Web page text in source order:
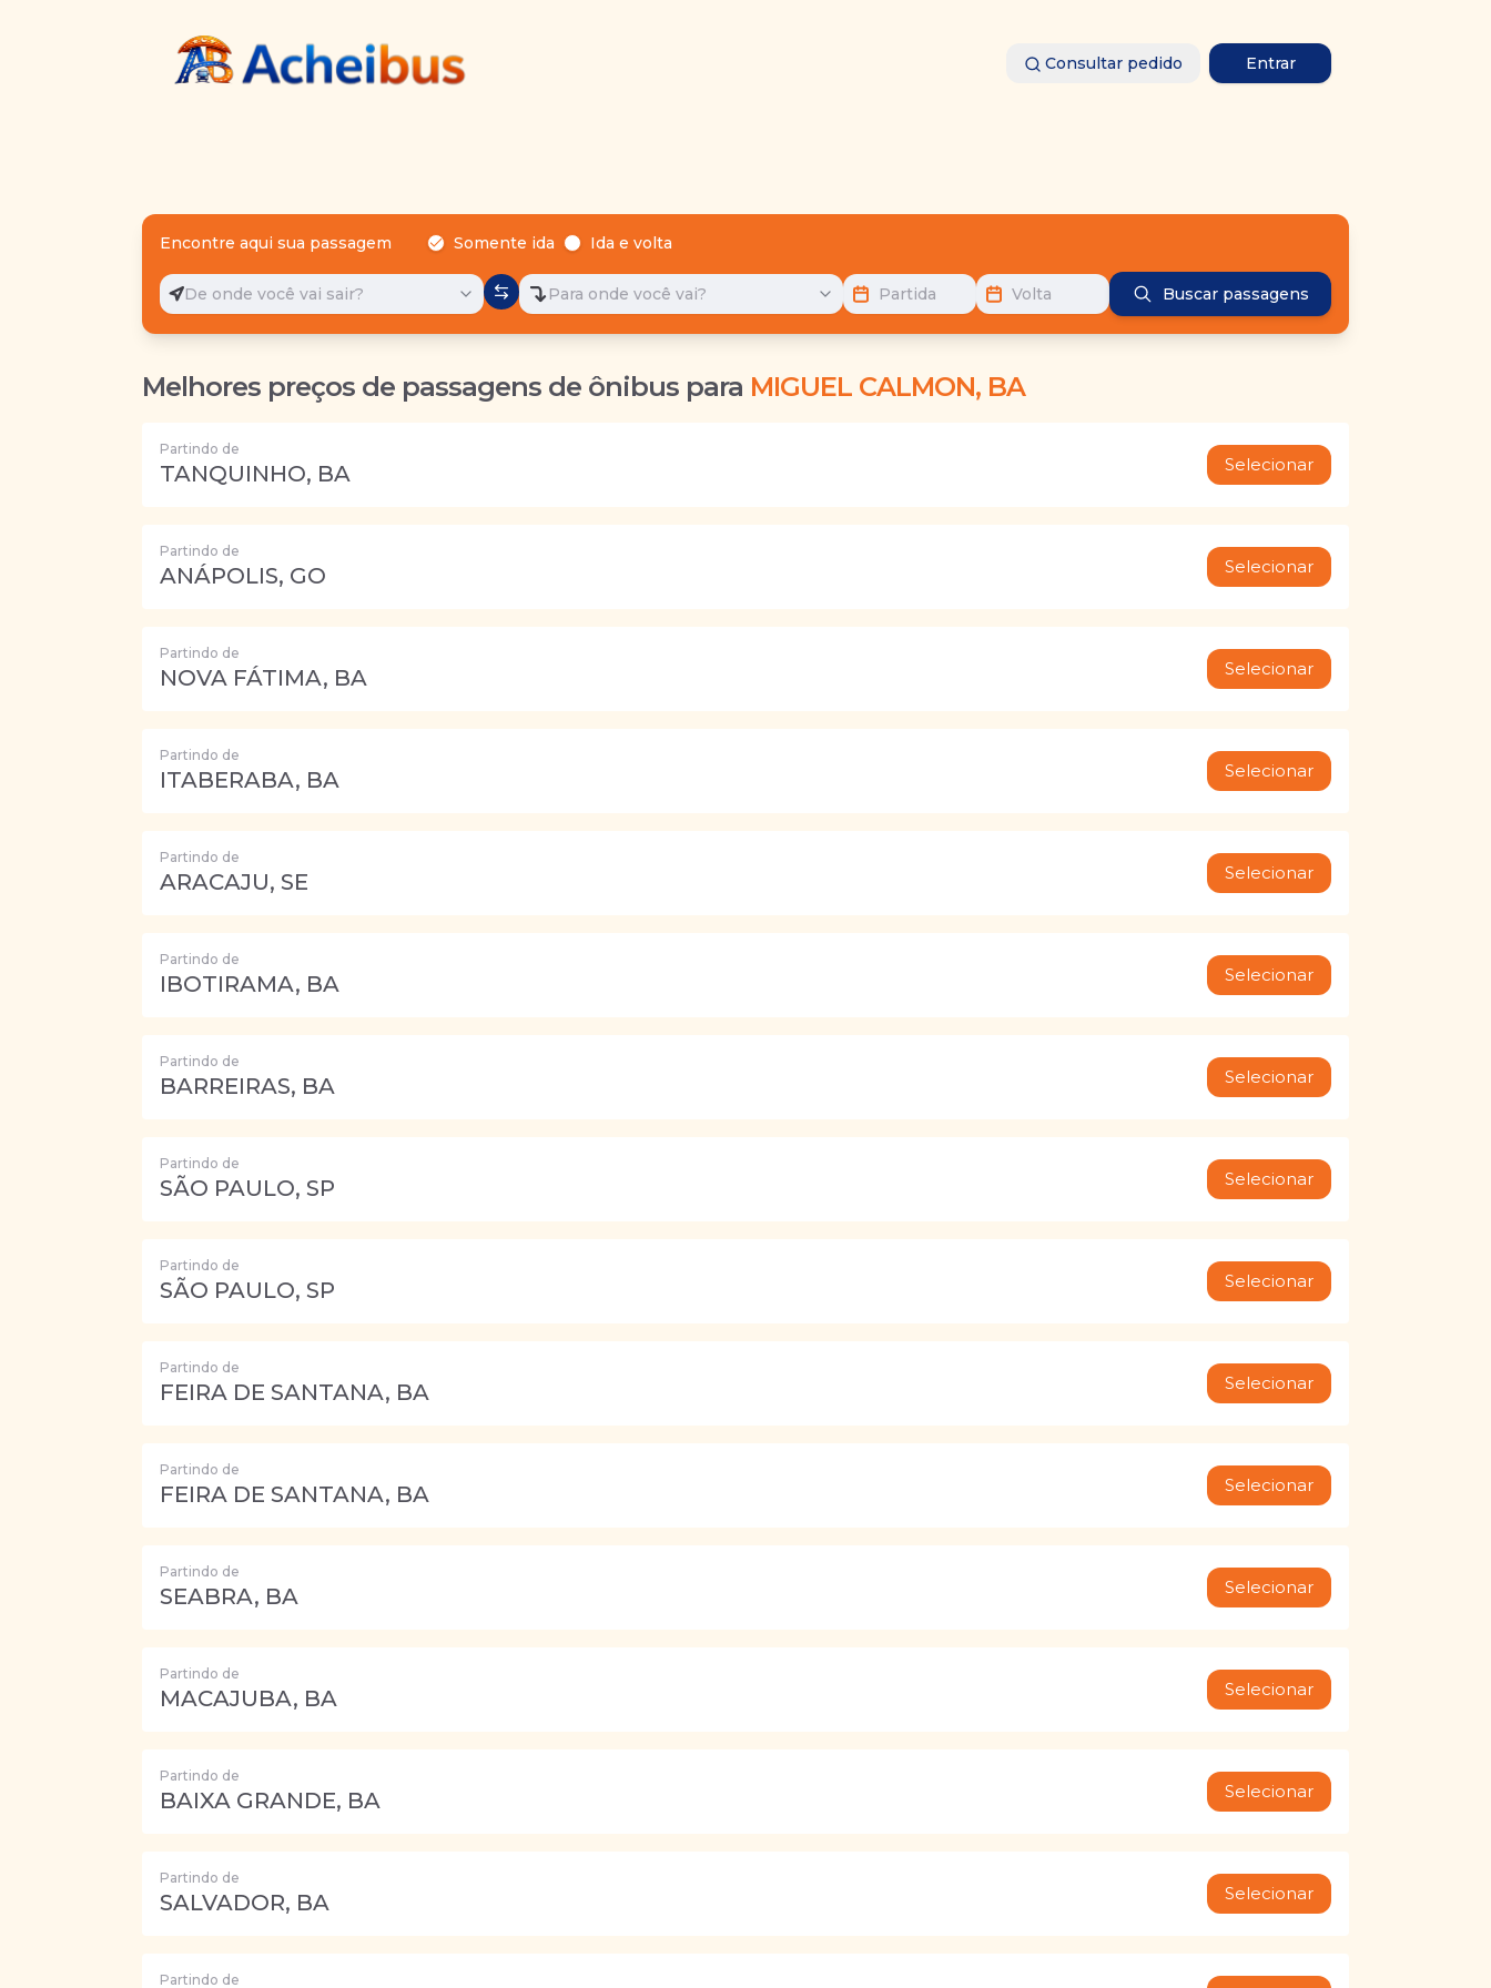
Consultar pedido Entrar
Encontre aqui sua passagem Somente ida Ida e volta
De onde você vai sair? Para onde você vai? Partida Volta Buscar passagens
Melhores preços de passagens de ônibus para MIGUEL CALMON, BA
Partindo de
TANQUINHO, BA Selecionar
Partindo de
ANÁPOLIS, GO Selecionar
Partindo de
NOVA FÁTIMA, BA Selecionar
Partindo de
ITABERABA, BA Selecionar
Partindo de
ARACAJU, SE Selecionar
Partindo de
IBOTIRAMA, BA Selecionar
Partindo de
BARREIRAS, BA Selecionar
Partindo de
SÃO PAULO, SP Selecionar
Partindo de
SÃO PAULO, SP Selecionar
Partindo de
FEIRA DE SANTANA, BA Selecionar
Partindo de
FEIRA DE SANTANA, BA Selecionar
Partindo de
SEABRA, BA Selecionar
Partindo de
MACAJUBA, BA Selecionar
Partindo de
BAIXA GRANDE, BA Selecionar
Partindo de
SALVADOR, BA Selecionar
Partindo de